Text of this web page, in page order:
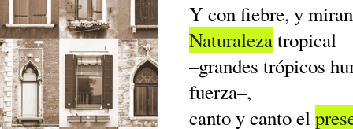
Y con fiebre, y
Naturalezatropical
–grandes trópicos
fuerza–,
canto y canto el